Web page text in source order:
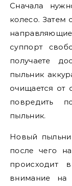
Сначала
колесо. Затем
суппорт
получаете
пыльник
очищается от
повредить
пыльник.
Новый
после чего
происходит
внимание